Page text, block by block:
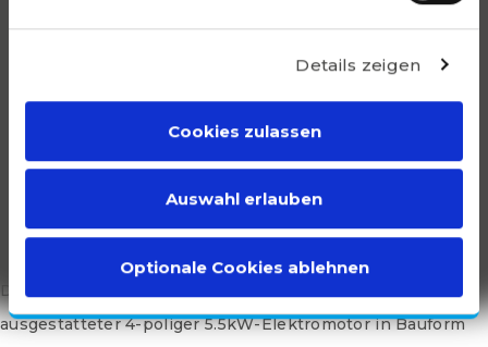
Details zeigen
Cookies zulassen
Auswahl erlauben
Optionale Cookies ablehnen
B35. Wie alle Felstrom-Motoren ist auch der 3F3A-132SA-
ausgefhrt und verfgt ber ein Edelstahl-
Identifikationsschild fr optimale Haltbarkeit. Felstrom-
Motoren zeichnen sich durch eine gute Abdichtung […]
Mit dem 3F3A-132SA-4B34 bietet Felstrom einen robusten
universellen IE3-Motor zu einem erschwinglichen Preis.
Der 3F3A-132SA-4B34 ist ein vielseitiger und gut
ausgestatteter 4-poliger 5.5kW-Elektromotor in Bauform